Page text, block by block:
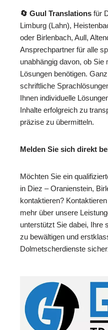
🔄 Guul Translations für
Limburg (Lahn),
oder Birlenbach, Aull,
Ansprechpartner für alle
unabhängig davon, ob
Lösungen benötigen.
schriftliche
Ihnen individuelle
Inhalte erfolgreich zu
präzise zu übermitteln.
Melden Sie sich direkt
Möchten Sie ein
in Diez – Oranienstein,
kontaktieren?
mehr über unsere
unterstützt Sie dabei, Ihre
zu bewältigen und
Dolmetscherdienste